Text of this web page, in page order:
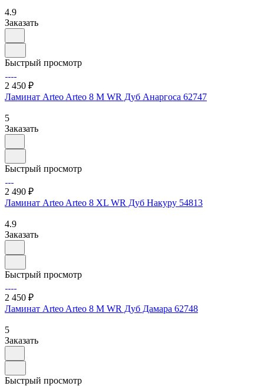
4.9
Заказать
Быстрый просмотр
2 450 ₽
Ламинат Arteo Arteo 8 M WR Дуб Анаргоса 62747
5
Заказать
Быстрый просмотр
2 490 ₽
Ламинат Arteo Arteo 8 XL WR Дуб Накуру 54813
4.9
Заказать
Быстрый просмотр
2 450 ₽
Ламинат Arteo Arteo 8 M WR Дуб Дамара 62748
5
Заказать
Быстрый просмотр